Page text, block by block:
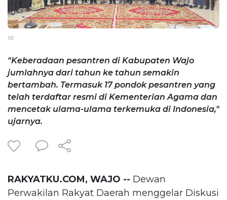
ist
"Keberadaan pesantren di Kabupaten Wajo
jumlahnya dari tahun ke tahun semakin
bertambah. Termasuk 17 pondok pesantren yang
telah terdaftar resmi di Kementerian Agama dan
mencetak ulama-ulama terkemuka di Indonesia,"
ujarnya.
RAKYATKU.COM, WAJO -- Dewan
Perwakilan Rakyat Daerah menggelar Diskusi